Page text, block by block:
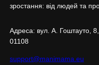
зростання: від людей та
Адреса: вул. А. Гоштaуто,
01108
support@manimama.eu